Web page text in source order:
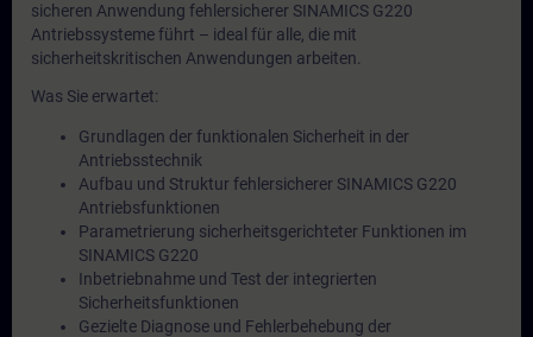
sicheren Anwendung fehlersicherer SINAMICS G220
Antriebssysteme führt – ideal für alle, die mit
sicherheitskritischen Anwendungen arbeiten.
Was Sie erwartet:
Grundlagen der funktionalen Sicherheit in der
Antriebsstechnik
Aufbau und Struktur fehlersicherer SINAMICS G220
Antriebsfunktionen
Parametrierung sicherheitsgerichteter Funktionen im
SINAMICS G220
Inbetriebnahme und Test der integrierten
Sicherheitsfunktionen
Gezielte Diagnose und Fehlerbehebung der